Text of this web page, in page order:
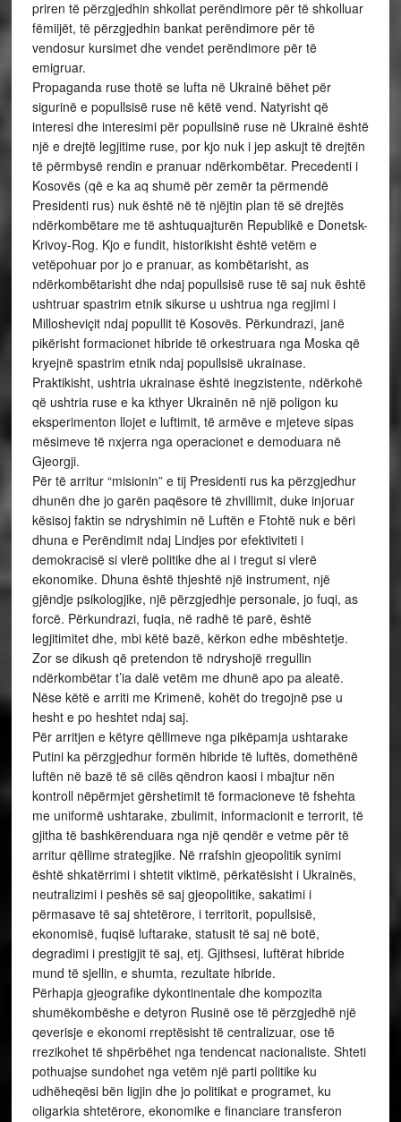
priren të përzgjedhin shkollat perëndimore për të shkolluar
fëmiijët, të përzgjedhin bankat perëndimore për të
vendosur kursimet dhe vendet perëndimore për të
emigruar.
Propaganda ruse thotë se lufta në Ukrainë bëhet për
sigurinë e popullsisë ruse në këtë vend. Natyrisht që
interesi dhe interesimi për popullsinë ruse në Ukrainë është
një e drejtë legjitime ruse, por kjo nuk i jep askujt të drejtën
të përmbysë rendin e pranuar ndërkombëtar. Precedenti i
Kosovës (që e ka aq shumë për zemër ta përmendë
Presidenti rus) nuk është në të njëjtin plan të së drejtës
ndërkombëtare me të ashtuquajturën Republikë e Donetsk-
Krivoy-Rog. Kjo e fundit, historikisht është vetëm e
vetëpohuar por jo e pranuar, as kombëtarisht, as
ndërkombëtarisht dhe ndaj popullsisë ruse të saj nuk është
ushtruar spastrim etnik sikurse u ushtrua nga regjimi i
Millosheviçit ndaj popullit të Kosovës. Përkundrazi, janë
pikërisht formacionet hibride të orkestruara nga Moska që
kryejnë spastrim etnik ndaj popullsisë ukrainase.
Praktikisht, ushtria ukrainase është inegzistente, ndërkohë
që ushtria ruse e ka kthyer Ukrainën në një poligon ku
eksperimenton llojet e luftimit, të armëve e mjeteve sipas
mësimeve të nxjerra nga operacionet e demoduara në
Gjeorgji.
Për të arritur “misionin” e tij Presidenti rus ka përzgjedhur
dhunën dhe jo garën paqësore të zhvillimit, duke injoruar
kësisoj faktin se ndryshimin në Luftën e Ftohtë nuk e bëri
dhuna e Perëndimit ndaj Lindjes por efektiviteti i
demokracisë si vlerë politike dhe ai i tregut si vlerë
ekonomike. Dhuna është thjeshtë një instrument, një
gjëndje psikologjike, një përzgjedhje personale, jo fuqi, as
forcë. Përkundrazi, fuqia, në radhë të parë, është
legjitimitet dhe, mbi këtë bazë, kërkon edhe mbështetje.
Zor se dikush që pretendon të ndryshojë rregullin
ndërkombëtar t’ia dalë vetëm me dhunë apo pa aleatë.
Nëse këtë e arriti me Krimenë, kohët do tregojnë pse u
hesht e po heshtet ndaj saj.
Për arritjen e këtyre qëllimeve nga pikëpamja ushtarake
Putini ka përzgjedhur formën hibride të luftës, domethënë
luftën në bazë të së cilës qëndron kaosi i mbajtur nën
kontroll nëpërmjet gërshetimit të formacioneve të fshehta
me uniformë ushtarake, zbulimit, informacionit e terrorit, të
gjitha të bashkërenduara nga një qendër e vetme për të
arritur qëllime strategjike. Në rrafshin gjeopolitik synimi
është shkatërrimi i shtetit viktimë, përkatësisht i Ukrainës,
neutralizimi i peshës së saj gjeopolitike, sakatimi i
përmasave të saj shtetërore, i territorit, popullsisë,
ekonomisë, fuqisë luftarake, statusit të saj në botë,
degradimi i prestigjit të saj, etj. Gjithsesi, luftërat hibride
mund të sjellin, e shumta, rezultate hibride.
Përhapja gjeografike dykontinentale dhe kompozita
shumëkombëshe e detyron Rusinë ose të përzgjedhë një
qeverisje e ekonomi rreptësisht të centralizuar, ose të
rrezikohet të shpërbëhet nga tendencat nacionaliste. Shteti
pothuajse sundohet nga vetëm një parti politike ku
udhëheqësi bën ligjin dhe jo politikat e programet, ku
oligarkia shtetërore, ekonomike e financiare transferon